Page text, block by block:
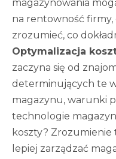
magazynowania
na rentowność
zrozumieć, co
Optymalizacja
zaczyna się od
determinujących te
magazynu, warunki
technologie
koszty?
lepiej zarządzać